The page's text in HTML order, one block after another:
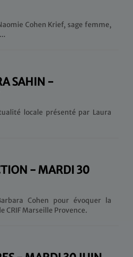
Krief, sage femme,
pour parler du suivi de la grossesse. ...
SAHIN -
locale présenté par Laura
- MARDI 30
Cohen pour évoquer la
CRIF Marseille Provence.